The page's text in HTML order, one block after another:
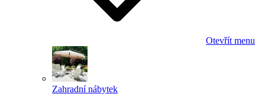
Otevřít menu
Zahradní nábytek